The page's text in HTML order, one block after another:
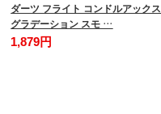
ダーツ フライト コンドルアックス
グラデーション スモ …
1,879円